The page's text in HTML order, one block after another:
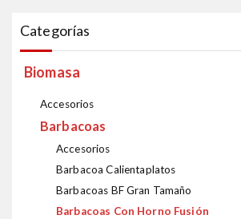
Categorías
Biomasa
Accesorios
Barbacoas
Accesorios
Barbacoa Calientaplatos
Barbacoas BF Gran Tamaño
Barbacoas Con Horno Fusión